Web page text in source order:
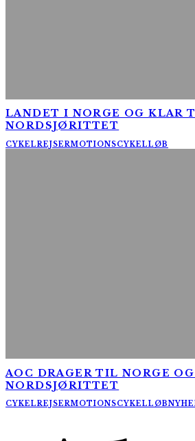
LANDET I NORGE OG KLAR
NORDSJØRITTET
CYKELREJSERMOTIONSCYKELLØB
AOC DRAGER TIL NORGE
NORDSJØRITTET
CYKELREJSERMOTIONSCYKELLØB